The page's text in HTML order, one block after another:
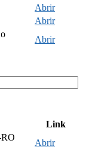
Abrir
Abrir
Abrir
Link
Abrir